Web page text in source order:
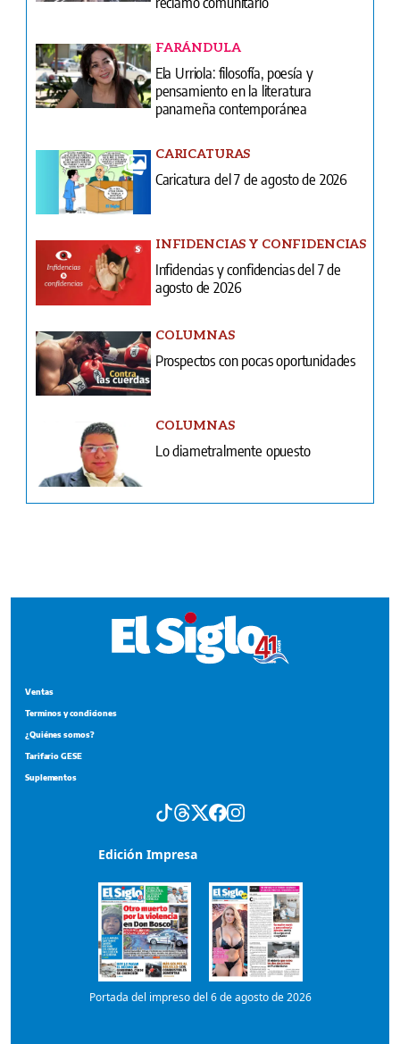
FARÁNDULA
Ela Urriola: filosofía, poesía y
pensamiento en la literatura
panameña contemporánea
CARICATURAS
Caricatura del 7 de agosto de 2026
INFIDENCIAS Y CONFIDENCIAS
Infidencias y confidencias del 7 de
agosto de 2026
COLUMNAS
Prospectos con pocas oportunidades
COLUMNAS
Lo diametralmente opuesto
Suplementos
Portada del impreso del 6 de agosto de 2026